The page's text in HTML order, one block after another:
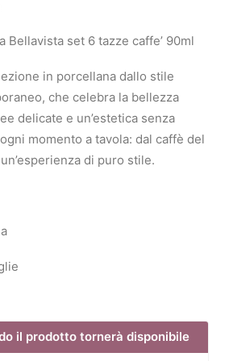
Bellavista set 6 tazze caffe’ 90ml
in porcellana dallo stile
che celebra la bellezza
delicate e un’estetica senza
momento a tavola: dal caffè del
di puro stile.
il prodotto tornerà disponibile